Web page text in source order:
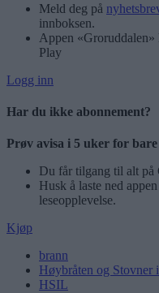
Meld deg på
innboksen.
Appen
Play
Logg inn
Har du ikke abonnement?
Prøv avisa i 5 uker for
Du får tilgang til alt på
Husk å laste ned
leseopplevelse.
Kjøp
brann
Høybråten og Stovner
HSIL